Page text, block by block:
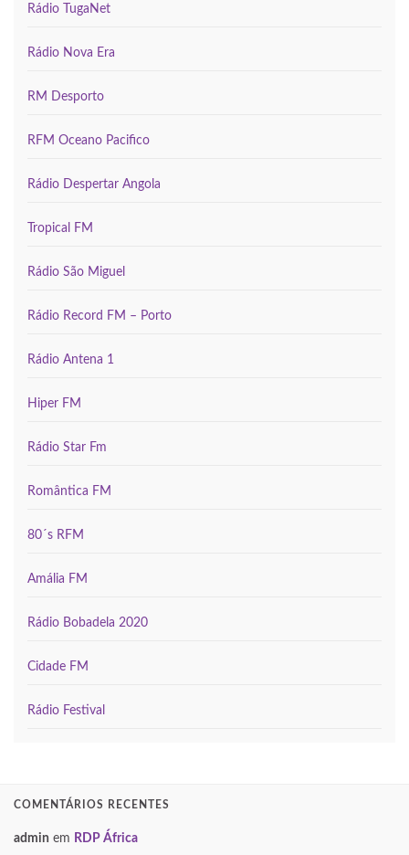
Rádio TugaNet
Rádio Nova Era
RM Desporto
RFM Oceano Pacifico
Rádio Despertar Angola
Tropical FM
Rádio São Miguel
Rádio Record FM – Porto
Rádio Antena 1
Hiper FM
Rádio Star Fm
Romântica FM
80´s RFM
Amália FM
Rádio Bobadela 2020
Cidade FM
Rádio Festival
COMENTÁRIOS RECENTES
admin em RDP África